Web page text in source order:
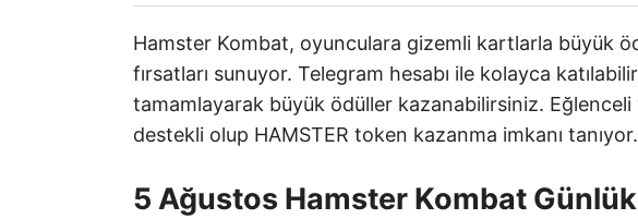
Hamster Kombat, oyunculara gizemli kartlarla büyük
fırsatları sunuyor. Telegram hesabı ile kolayca
tamamlayarak büyük ödüller kazanabilirsiniz.
destekli olup HAMSTER token kazanma imkanı tanıyor.
5 Ağustos Hamster Kombat